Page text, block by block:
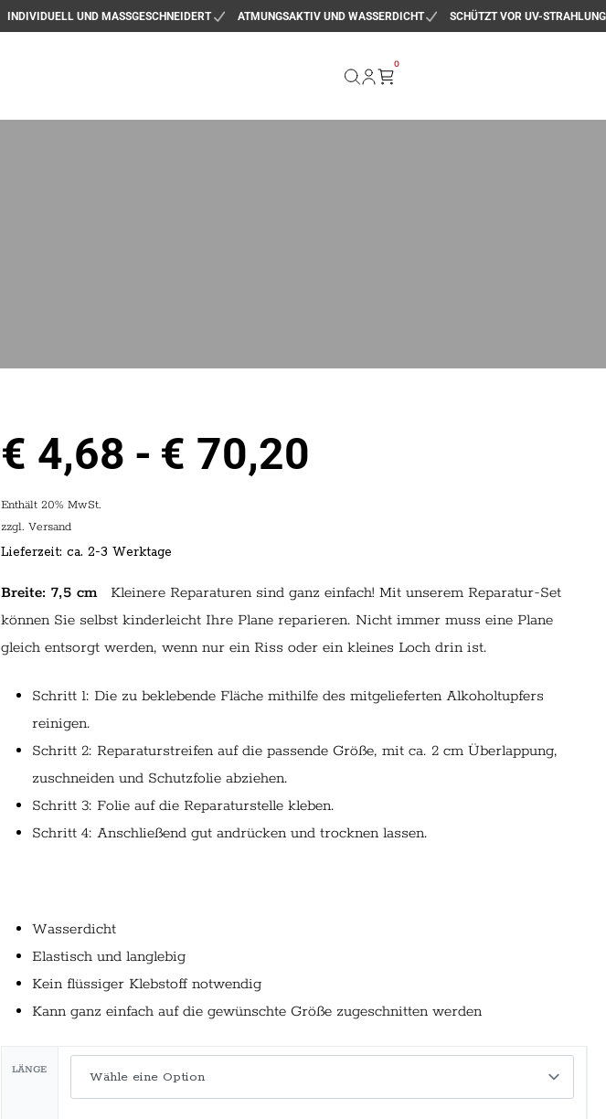
INDIVIDUELL UND MASSGESCHNEIDERT ATMUNGSAKTIV UND WASSERDICHT SCHÜTZT VOR UV-STRAHLUNG
0
€ 4,68 € 70,20
Enthält 20% MwSt.
zzgl. Versand
Lieferzeit: ca. 2-3 Werktage
Breite: 7,5 cmKleinere Reparaturen sind ganz einfach! Mit unserem Reparatur-Set
können Sie selbst kinderleicht Ihre Plane reparieren. Nicht immer muss eine Plane
gleich entsorgt werden, wenn nur ein Riss oder ein kleines Loch drin ist.
Schritt 1: Die zu beklebende Fläche mithilfe des mitgelieferten Alkoholtupfers
reinigen.
Schritt 2: Reparaturstreifen auf die passende Größe, mit ca. 2 cm Überlappung,
zuschneiden und Schutzfolie abziehen.
Schritt 3: Folie auf die Reparaturstelle kleben.
Schritt 4: Anschließend gut andrücken und trocknen lassen.
Wasserdicht
Elastisch und langlebig
Kein flüssiger Klebstoff notwendig
Kann ganz einfach auf die gewünschte Größe zugeschnitten werden
LÄNGE